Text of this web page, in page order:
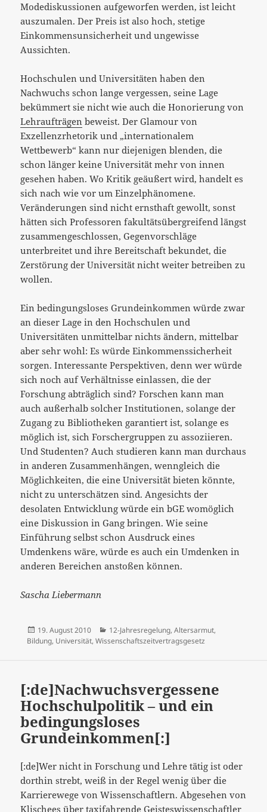
Modediskussionen aufgeworfen werden, ist leicht
auszumalen. Der Preis ist also hoch, stetige
Einkommensunsicherheit und ungewisse
Aussichten.
Hochschulen und Universitäten haben den
Nachwuchs schon lange vergessen, seine Lage
bekümmert sie nicht wie auch die Honorierung von
Lehraufträgen beweist. Der Glamour von
Exzellenzrhetorik und „internationalem
Wettbewerb“ kann nur diejenigen blenden, die
schon länger keine Universität mehr von innen
gesehen haben. Wo Kritik geäußert wird, handelt es
sich nach wie vor um Einzelphänomene.
Veränderungen sind nicht ernsthaft gewollt, sonst
hätten sich Professoren fakultätsübergreifend längst
zusammengeschlossen, Gegenvorschläge
unterbreitet und ihre Bereitschaft bekundet, die
Zerstörung der Universität nicht weiter betreiben zu
wollen.
Ein bedingungsloses Grundeinkommen würde zwar
an dieser Lage in den Hochschulen und
Universitäten unmittelbar nichts ändern, mittelbar
aber sehr wohl: Es würde Einkommenssicherheit
sorgen. Interessante Perspektiven, denn wer würde
sich noch auf Verhältnisse einlassen, die der
Forschung abträglich sind? Forschen kann man
auch außerhalb solcher Institutionen, solange der
Zugang zu Bibliotheken garantiert ist, solange es
möglich ist, sich Forschergruppen zu assoziieren.
Und Studenten? Auch studieren kann man durchaus
in anderen Zusammenhängen, wenngleich die
Möglichkeiten, die eine Universität bieten könnte,
nicht zu unterschätzen sind. Angesichts der
desolaten Entwicklung würde ein bGE womöglich
eine Diskussion in Gang bringen. Wie seine
Einführung selbst schon Ausdruck eines
Umdenkens wäre, würde es auch ein Umdenken in
anderen Bereichen anstoßen können.
Sascha Liebermann
Veröffentlicht
am
19. August 2010 Kategorien
12-Jahresregelung, Altersarmut,
Bildung, Universität, Wissenschaftszeitvertragsgesetz
[:de]Nachwuchsvergessene
Hochschulpolitik – und ein
bedingungsloses
Grundeinkommen[:]
[:de]Wer nicht in Forschung und Lehre tätig ist oder
dorthin strebt, weiß in der Regel wenig über die
Karrierewege von Wissenschaftlern. Abgesehen von
Klischees über taxifahrende Geisteswissenschaftler